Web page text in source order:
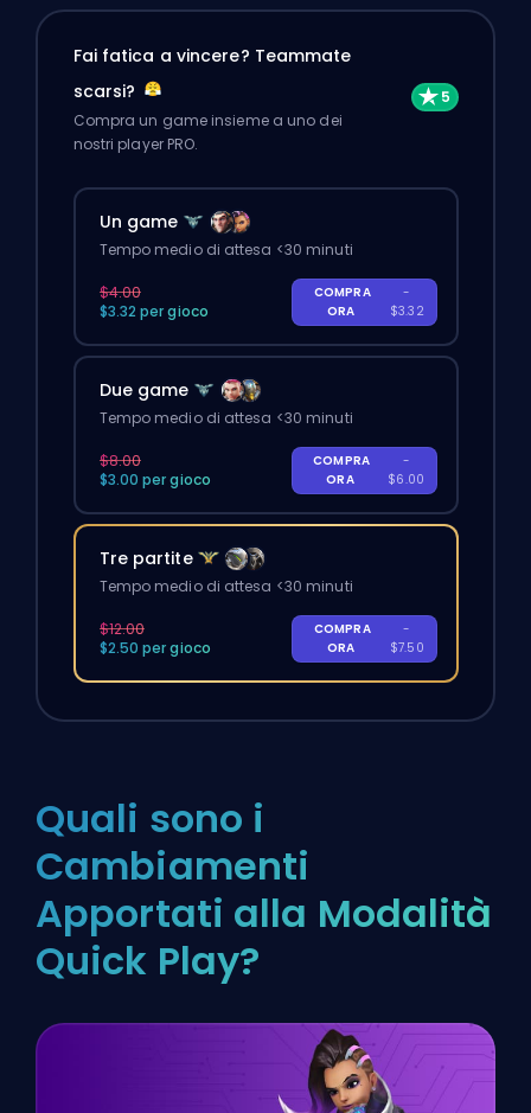
Fai fatica a vincere? Teammate
scarsi?
Compra un game insieme a uno dei
nostri player PRO.
Un game
Tempo medio di attesa <30 minuti
$4.00
$3.32 per gioco
COMPRA
ORA
-
$3.32
Due game
Tempo medio di attesa <30 minuti
$8.00
$3.00 per gioco
COMPRA
ORA
-
$6.00
Tre partite
Tempo medio di attesa <30 minuti
$12.00
$2.50 per gioco
COMPRA
ORA
-
$7.50
Quali sono i
Cambiamenti
Apportati alla Modalità
Quick Play?